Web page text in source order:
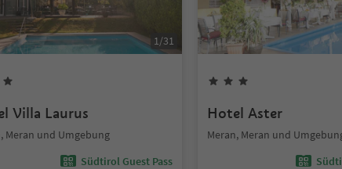
1/31
Villa Laurus
Meran und Umgebung
Südtirol Guest Pass
Hotel Aster
Meran, Meran und